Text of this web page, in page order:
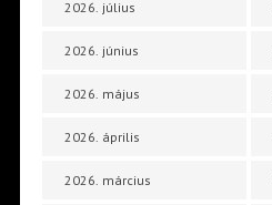
2026. július
2026. június
2026. május
2026. április
2026. március